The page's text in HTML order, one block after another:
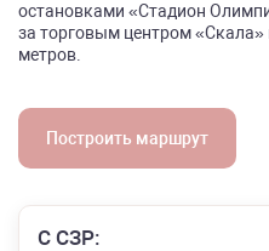
остановками «Стадион
за торговым центром «Скала»
метров.
Построить маршрут
С СЗР: